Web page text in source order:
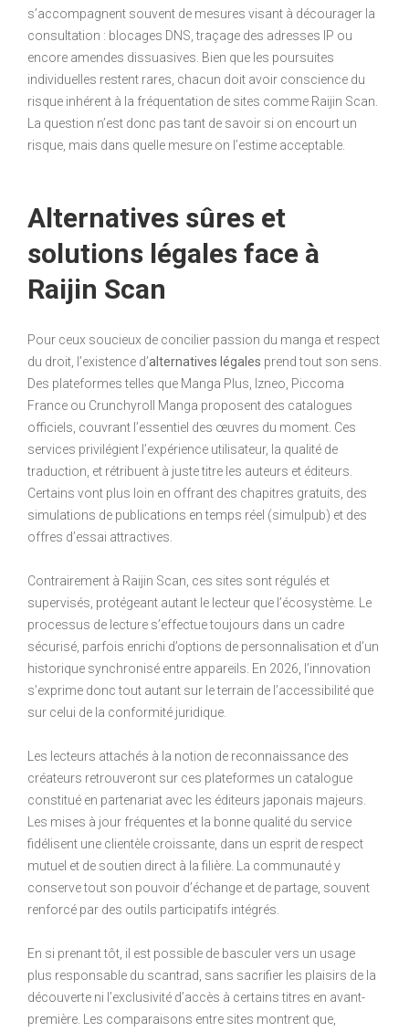
s’accompagnent souvent de mesures visant à décourager la
consultation : blocages DNS, traçage des adresses IP ou
encore amendes dissuasives. Bien que les poursuites
individuelles restent rares, chacun doit avoir conscience du
risque inhérent à la fréquentation de sites comme Raijin Scan.
La question n’est donc pas tant de savoir si on encourt un
risque, mais dans quelle mesure on l’estime acceptable.
Alternatives sûres et
solutions légales face à
Raijin Scan
Pour ceux soucieux de concilier passion du manga et respect
du droit, l’existence d’alternatives légales prend tout son sens.
Des plateformes telles que Manga Plus, Izneo, Piccoma
France ou Crunchyroll Manga proposent des catalogues
officiels, couvrant l’essentiel des œuvres du moment. Ces
services privilégient l’expérience utilisateur, la qualité de
traduction, et rétribuent à juste titre les auteurs et éditeurs.
Certains vont plus loin en offrant des chapitres gratuits, des
simulations de publications en temps réel (simulpub) et des
offres d’essai attractives.
Contrairement à Raijin Scan, ces sites sont régulés et
supervisés, protégeant autant le lecteur que l’écosystème. Le
processus de lecture s’effectue toujours dans un cadre
sécurisé, parfois enrichi d’options de personnalisation et d’un
historique synchronisé entre appareils. En 2026, l’innovation
s’exprime donc tout autant sur le terrain de l’accessibilité que
sur celui de la conformité juridique.
Les lecteurs attachés à la notion de reconnaissance des
créateurs retrouveront sur ces plateformes un catalogue
constitué en partenariat avec les éditeurs japonais majeurs.
Les mises à jour fréquentes et la bonne qualité du service
fidélisent une clientèle croissante, dans un esprit de respect
mutuel et de soutien direct à la filière. La communauté y
conserve tout son pouvoir d’échange et de partage, souvent
renforcé par des outils participatifs intégrés.
En si prenant tôt, il est possible de basculer vers un usage
plus responsable du scantrad, sans sacrifier les plaisirs de la
découverte ni l’exclusivité d’accès à certains titres en avant-
première. Les comparaisons entre sites montrent que,